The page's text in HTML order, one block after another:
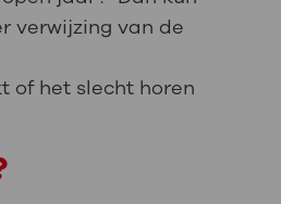
verwijzing van de
of het slecht horen